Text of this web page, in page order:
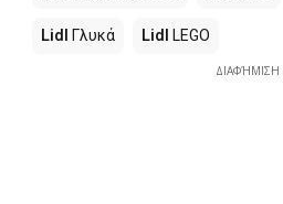
Lidl Γλυκά Lidl LEGO
ΔΙΑΦΉΜΙΣΗ